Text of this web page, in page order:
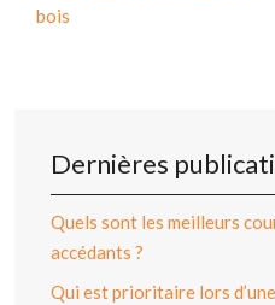
bois
Dernières
Quels sont les meilleurs
accédants ?
Qui est prioritaire lors